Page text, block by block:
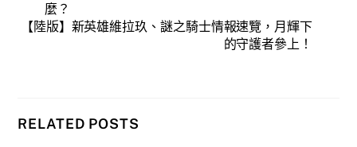
麼？
【陸版】新英雄維拉玖、謎之騎士情報速覽，月輝下
的守護者參上！
RELATED POSTS